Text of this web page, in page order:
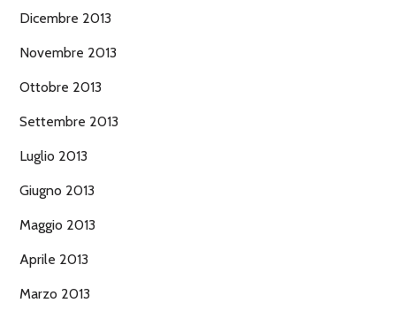
Dicembre 2013
Novembre 2013
Ottobre 2013
Settembre 2013
Luglio 2013
Giugno 2013
Maggio 2013
Aprile 2013
Marzo 2013